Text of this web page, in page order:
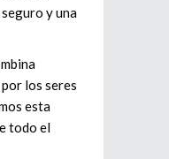
y una
los seres
esta
todo el